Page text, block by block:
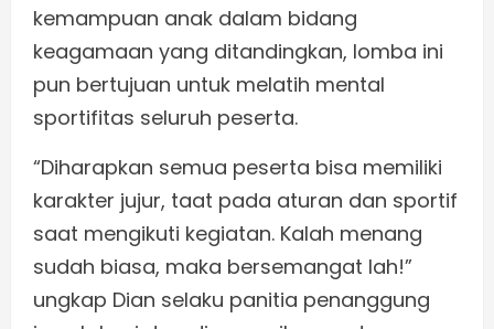
kemampuan anak dalam bidang
keagamaan yang ditandingkan, lomba ini
pun bertujuan untuk melatih mental
sportifitas seluruh peserta.
“Diharapkan semua peserta bisa memiliki
karakter jujur, taat pada aturan dan sportif
saat mengikuti kegiatan. Kalah menang
sudah biasa, maka bersemangat lah!”
ungkap Dian selaku panitia penanggung